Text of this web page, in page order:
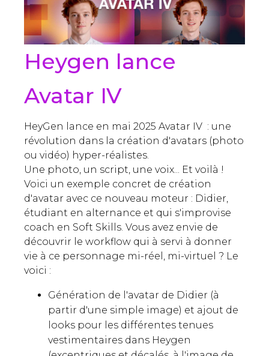
Heygen lance
Avatar IV
HeyGen lance en mai 2025 Avatar IV : une
révolution dans la création d'avatars (photo
ou vidéo) hyper-réalistes.
Une photo, un script, une voix... Et voilà !
Voici un exemple concret de création
d'avatar avec ce nouveau moteur : Didier,
étudiant en alternance et qui s'improvise
coach en Soft Skills. Vous avez envie de
découvrir le workflow qui à servi à donner
vie à ce personnage mi-réel, mi-virtuel ? Le
voici :
Génération de l'avatar de Didier (à
partir d'une simple image) et ajout de
looks pour les différentes tenues
vestimentaires dans Heygen